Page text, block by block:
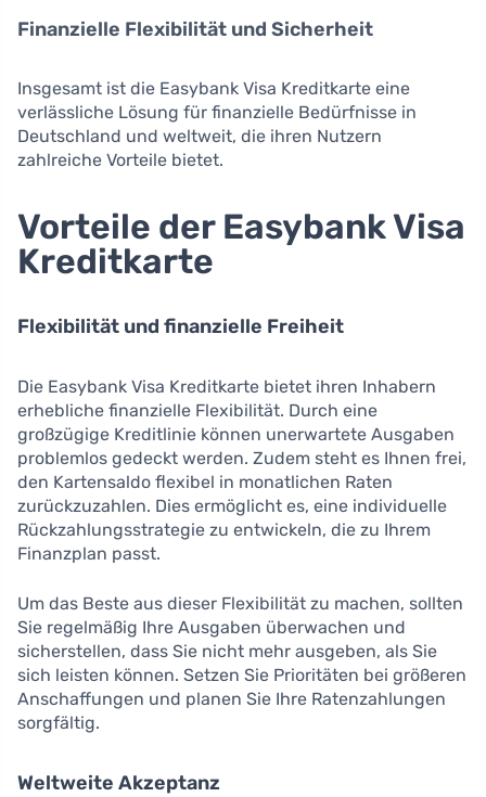
Finanzielle Flexibilität und Sicherheit
Insgesamt ist die Easybank Visa Kreditkarte eine
verlässliche Lösung für finanzielle Bedürfnisse in
Deutschland und weltweit, die ihren Nutzern
zahlreiche Vorteile bietet.
Vorteile der Easybank Visa
Kreditkarte
Flexibilität und finanzielle Freiheit
Die Easybank Visa Kreditkarte bietet ihren Inhabern
erhebliche finanzielle Flexibilität. Durch eine
großzügige Kreditlinie können unerwartete Ausgaben
problemlos gedeckt werden. Zudem steht es Ihnen frei,
den Kartensaldo flexibel in monatlichen Raten
zurückzuzahlen. Dies ermöglicht es, eine individuelle
Rückzahlungsstrategie zu entwickeln, die zu Ihrem
Finanzplan passt.
Um das Beste aus dieser Flexibilität zu machen, sollten
Sie regelmäßig Ihre Ausgaben überwachen und
sicherstellen, dass Sie nicht mehr ausgeben, als Sie
sich leisten können. Setzen Sie Prioritäten bei größeren
Anschaffungen und planen Sie Ihre Ratenzahlungen
sorgfältig.
Weltweite Akzeptanz